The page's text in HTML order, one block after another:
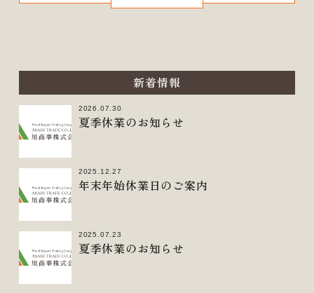
新着情報
2026.07.30
夏季休業のお知らせ
2025.12.27
年末年始休業日のご案内
2025.07.23
夏季休業のお知らせ